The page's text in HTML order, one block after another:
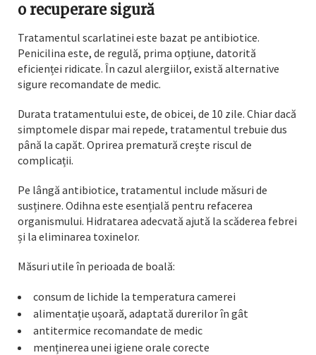
o recuperare sigură
Tratamentul scarlatinei este bazat pe antibiotice.
Penicilina este, de regulă, prima opțiune, datorită
eficienței ridicate. În cazul alergiilor, există alternative
sigure recomandate de medic.
Durata tratamentului este, de obicei, de 10 zile. Chiar dacă
simptomele dispar mai repede, tratamentul trebuie dus
până la capăt. Oprirea prematură crește riscul de
complicații.
Pe lângă antibiotice, tratamentul include măsuri de
susținere. Odihna este esențială pentru refacerea
organismului. Hidratarea adecvată ajută la scăderea febrei
și la eliminarea toxinelor.
Măsuri utile în perioada de boală:
consum de lichide la temperatura camerei
alimentație ușoară, adaptată durerilor în gât
antitermice recomandate de medic
menținerea unei igiene orale corecte